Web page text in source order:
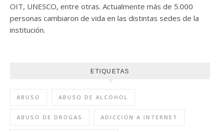
OIT, UNESCO, entre otras. Actualmente más de 5.000
personas cambiaron de vida en las distintas sedes de la
institución.
ETIQUETAS
ABUSO ABUSO DE ALCOHOL
ABUSO DE DROGAS ADICCION A INTERNET